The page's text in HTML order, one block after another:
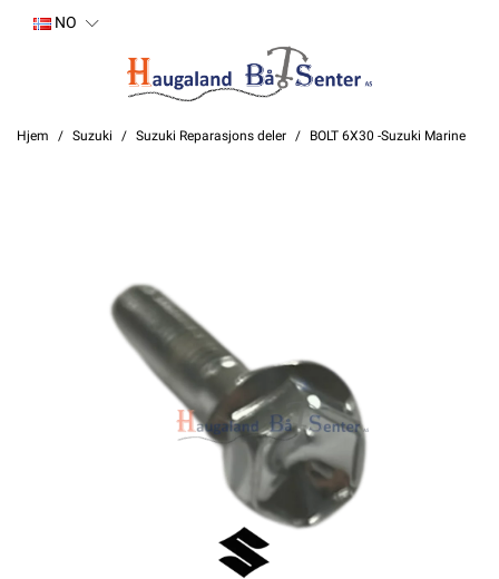
NO
Hjem Suzuki Suzuki Reparasjons deler BOLT 6X30 -Suzuki Marine